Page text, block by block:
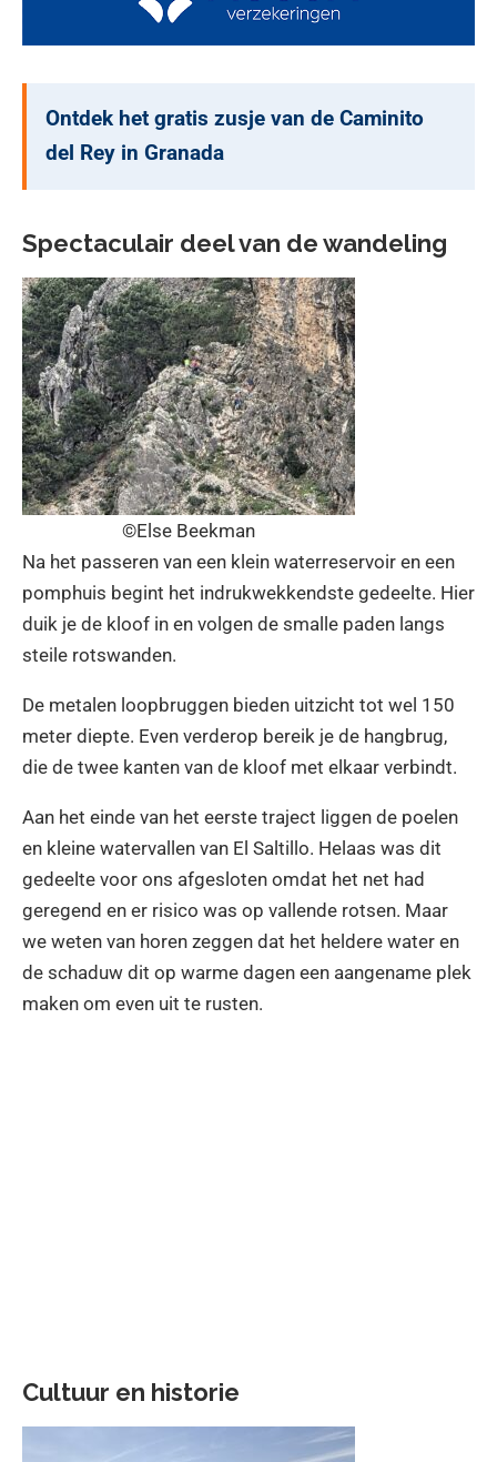
Ontdek het gratis zusje van de Caminito
del Rey in Granada
Spectaculair deel van de wandeling
©Else Beekman
Na het passeren van een klein waterreservoir en een
pomphuis begint het indrukwekkendste gedeelte. Hier
duik je de kloof in en volgen de smalle paden langs
steile rotswanden.
De metalen loopbruggen bieden uitzicht tot wel 150
meter diepte. Even verderop bereik je de hangbrug,
die de twee kanten van de kloof met elkaar verbindt.
Aan het einde van het eerste traject liggen de poelen
en kleine watervallen van El Saltillo. Helaas was dit
gedeelte voor ons afgesloten omdat het net had
geregend en er risico was op vallende rotsen. Maar
we weten van horen zeggen dat het heldere water en
de schaduw dit op warme dagen een aangename plek
maken om even uit te rusten.
Cultuur en historie